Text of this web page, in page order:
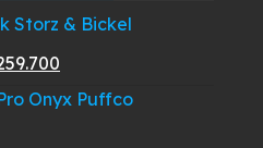
Storz & Bickel
precio
Onyx Puffco